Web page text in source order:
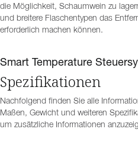
die Möglichkeit, Schaumwein zu
und breitere Flaschentypen das
erforderlich machen können.
Smart Temperature
Spezifikationen
Nachfolgend finden Sie alle
Maßen, Gewicht und weiteren
um zusätzliche Informationen